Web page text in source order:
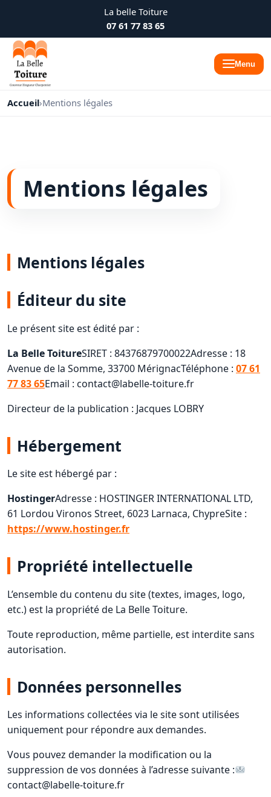
La belle Toiture
07 61 77 83 65
Menu
Accueil›Mentions légales
Mentions légales
Mentions légales
Éditeur du site
Le présent site est édité par :
La Belle ToitureSIRET : 84376879700022Adresse : 18
Avenue de la Somme, 33700 MérignacTéléphone : 07 61
77 83 65Email : contact@labelle-toiture.fr
Directeur de la publication : Jacques LOBRY
Hébergement
Le site est hébergé par :
HostingerAdresse : HOSTINGER INTERNATIONAL LTD,
61 Lordou Vironos Street, 6023 Larnaca, ChypreSite :
https://www.hostinger.fr
Propriété intellectuelle
L’ensemble du contenu du site (textes, images, logo,
etc.) est la propriété de La Belle Toiture.
Toute reproduction, même partielle, est interdite sans
autorisation.
Données personnelles
Les informations collectées via le site sont utilisées
uniquement pour répondre aux demandes.
Vous pouvez demander la modification ou la
suppression de vos données à l’adresse suivante :
contact@labelle-toiture.fr